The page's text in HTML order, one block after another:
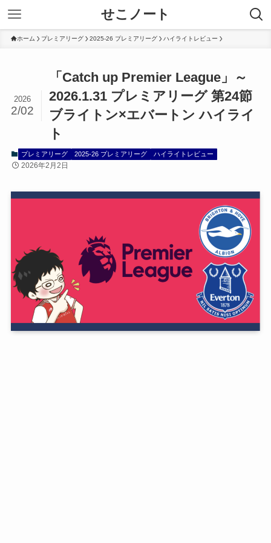
せこノート
ホーム プレミアリーグ 2025-26 プレミアリーグ ハイライトレビュー
「Catch up Premier League」～
2026.1.31 プレミアリーグ 第24節
ブライトン×エバートン ハイライ
ト
2026
2/02
プレミアリーグ 2025-26 プレミアリーグ ハイライトレビュー
2026年2月2日